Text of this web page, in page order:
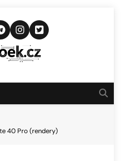
Novinkám
40 Pro (rendery)